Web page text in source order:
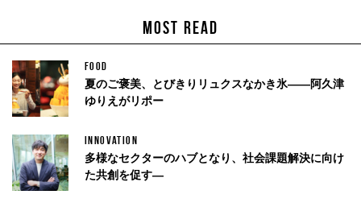
MOST READ
FOOD
夏のご褒美、とびきりリュクスなかき氷——阿久津
ゆりえがリポー
INNOVATION
多様なセクターのハブとなり、社会課題解決に向け
た共創を促す—